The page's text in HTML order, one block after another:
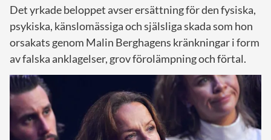
Det yrkade beloppet avser ersättning för den fysiska,
psykiska, känslomässiga och själsliga skada som hon
orsakats genom Malin Berghagens kränkningar i form
av falska anklagelser, grov förolämpning och förtal.